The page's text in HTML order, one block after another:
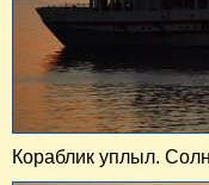
Кораблик уплыл.